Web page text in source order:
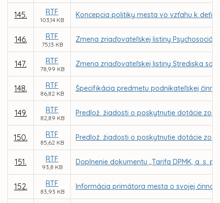
145. RTF
103,14 KB
Koncepcia politiky mesta vo vzťahu k
146. RTF
75,13 KB
Zmena zriaďovateľskej listiny
147. RTF
78,99 KB
Zmena zriaďovateľskej listiny Strediska
148. RTF
86,82 KB
Špecifikácia predmetu podnikateľskej
149. RTF
82,89 KB
Predlož. žiadosti o poskytnutie dotácie zo
150. RTF
85,62 KB
Predlož. žiadosti o poskytnutie dotácie zo
151. RTF
93,8 KB
Doplnenie dokumentu „Tarifa DPMK, a. s.
152. RTF
83,93 KB
Informácia primátora mesta o svojej